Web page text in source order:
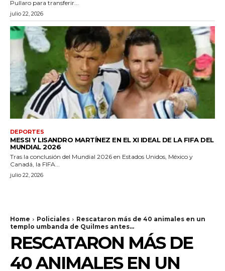
Pullaro para transferir...
julio 22, 2026
DEPORTES
MESSI Y LISANDRO MARTÍNEZ EN EL XI IDEAL DE LA FIFA DEL
MUNDIAL 2026
Tras la conclusión del Mundial 2026 en Estados Unidos, México y
Canadá, la FIFA...
julio 22, 2026